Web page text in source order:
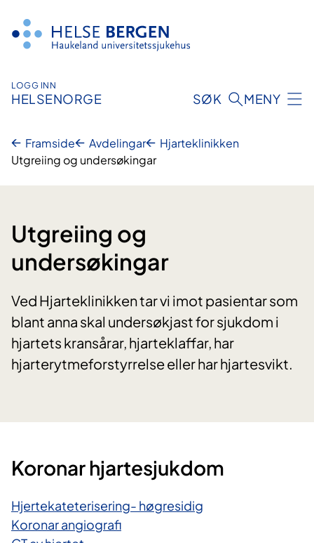
innhald
LOGG INN
HELSENORGE SØK MENY
Framside Avdelingar
Hjarteklinikken
Utgreiing og undersøkingar
Utgreiing og
undersøkingar
Ved Hjarteklinikken tar vi imot pasientar som
blant anna skal undersøkjast for sjukdom i
hjartets kransårar, hjarteklaffar, har
hjarterytmeforstyrrelse eller har hjartesvikt.
Koronar hjartesjukdom
Hjertekateterisering- høgresidig
Koronar angiografi